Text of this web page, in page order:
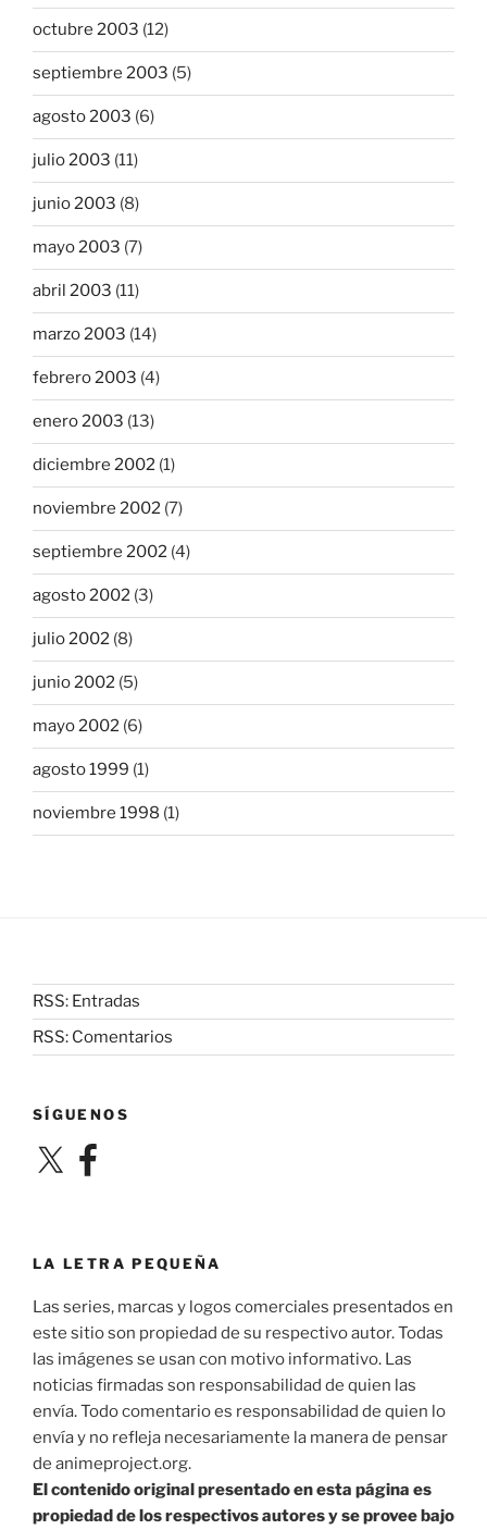
octubre 2003 (12)
septiembre 2003 (5)
agosto 2003 (6)
julio 2003 (11)
junio 2003 (8)
mayo 2003 (7)
abril 2003 (11)
marzo 2003 (14)
febrero 2003 (4)
enero 2003 (13)
diciembre 2002 (1)
noviembre 2002 (7)
septiembre 2002 (4)
agosto 2002 (3)
julio 2002 (8)
junio 2002 (5)
mayo 2002 (6)
agosto 1999 (1)
noviembre 1998 (1)
RSS: Entradas
RSS: Comentarios
SÍGUENOS
X Facebook
LA LETRA PEQUEÑA
Las series, marcas y logos comerciales presentados en
este sitio son propiedad de su respectivo autor. Todas
las imágenes se usan con motivo informativo. Las
noticias firmadas son responsabilidad de quien las
envía. Todo comentario es responsabilidad de quien lo
envía y no refleja necesariamente la manera de pensar
de animeproject.org.
El contenido original presentado en esta página es
propiedad de los respectivos autores y se provee bajo